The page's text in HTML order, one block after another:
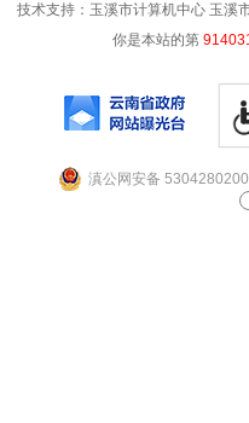
技术支持：玉溪市计算机中心 玉溪
你是本站的第
滇公网安备